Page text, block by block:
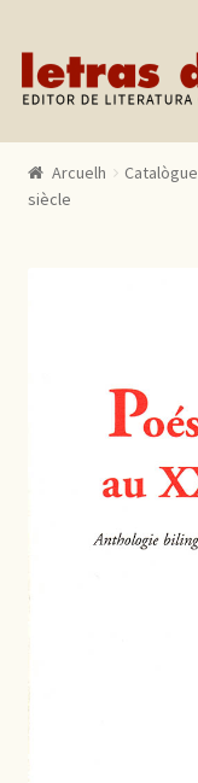
Skip to navigation
Skip to content
Catalògue
Contactar
Mon compte
Arcuelh Catalògue
siècle